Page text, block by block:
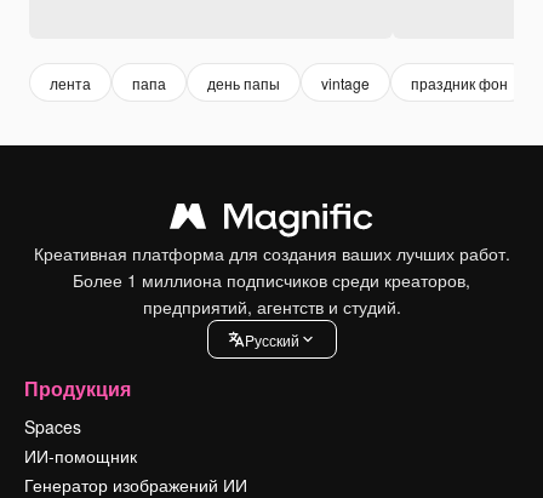
лента папа день папы vintage праздник фон
Креативная платформа для создания ваших лучших работ.
Более 1 миллиона подписчиков среди креаторов,
предприятий, агентств и студий.
Pусский
Продукция
Spaces
ИИ-помощник
Генератор изображений ИИ